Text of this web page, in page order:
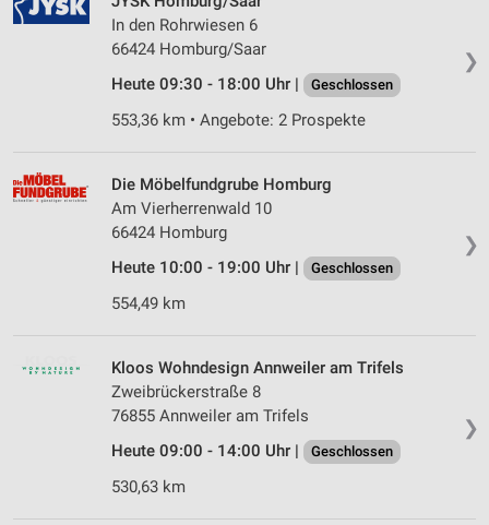
❯
In den Rohrwiesen 6
66424 Homburg/Saar
Heute 09:30 - 18:00 Uhr |
Geschlossen
553,36 km • Angebote: 2 Prospekte
❯
Die Möbelfundgrube Homburg
Am Vierherrenwald 10
66424 Homburg
Heute 10:00 - 19:00 Uhr |
Geschlossen
554,49 km
❯
Kloos Wohndesign Annweiler am Trifels
Zweibrückerstraße 8
76855 Annweiler am Trifels
Heute 09:00 - 14:00 Uhr |
Geschlossen
530,63 km